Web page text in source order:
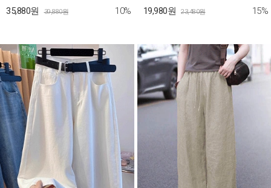
35,880원 39,880원 10% 19,980원 23,480원 15%